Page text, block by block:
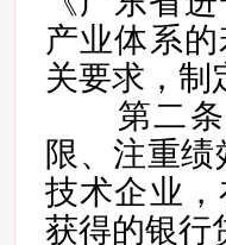
产业体系
关要求，制
第二条
限、注重
技术企业，
获得的银行